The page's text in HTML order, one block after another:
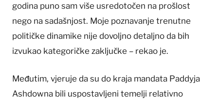
godina puno sam više usredotočen na prošlost
nego na sadašnjost. Moje poznavanje trenutne
političke dinamike nije dovoljno detaljno da bih
izvukao kategoričke zaključke – rekao je.
Međutim, vjeruje da su do kraja mandata Paddyja
Ashdowna bili uspostavljeni temelji relativno